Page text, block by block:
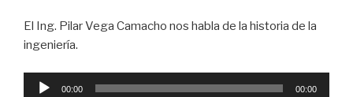
El Ing. Pilar Vega Camacho nos habla de la historia de la
ingeniería.
Reproductor
00:00 00:00